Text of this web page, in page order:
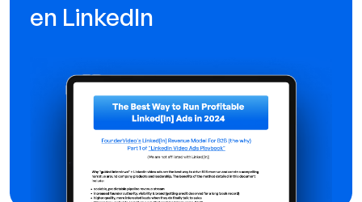
en LinkedIn